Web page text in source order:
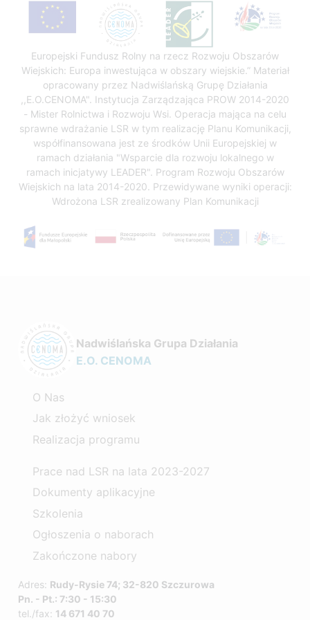
Europejski Fundusz Rolny na rzecz Rozwoju Obszarów
Wiejskich: Europa inwestująca w obszary wiejskie.” Materiał
opracowany przez Nadwiślańską Grupę Działania
,,E.O.CENOMA". Instytucja Zarządzająca PROW 2014-2020
- Mister Rolnictwa i Rozwoju Wsi. Operacja mająca na celu
sprawne wdrażanie LSR w tym realizację Planu Komunikacji,
współfinansowana jest ze środków Unii Europejskiej w
ramach działania "Wsparcie dla rozwoju lokalnego w
ramach inicjatywy LEADER". Program Rozwoju Obszarów
Wiejskich na lata 2014-2020. Przewidywane wyniki operacji:
Wdrożona LSR zrealizowany Plan Komunikacji
Nadwiślańska Grupa Działania
E.O. CENOMA
O Nas
Jak złożyć wniosek
Realizacja programu
Prace nad LSR na lata 2023-2027
Dokumenty aplikacyjne
Szkolenia
Ogłoszenia o naborach
Zakończone nabory
Adres: Rudy-Rysie 74; 32-820 Szczurowa
Pn. - Pt.: 7:30 - 15:30
tel./fax: 14 671 40 70